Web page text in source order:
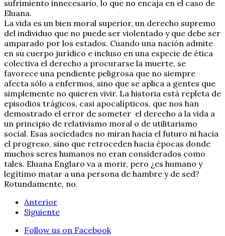
sufrimiento innecesario, lo que no encaja en el caso de
Eluana.
La vida es un bien moral superior, un derecho supremo
del individuo que no puede ser violentado y que debe ser
amparado por los estados. Cuando una nación admite
en su cuerpo jurídico e incluso en una especie de ética
colectiva el derecho a procurarse la muerte, se
favorece una pendiente peligrosa que no siempre
afecta sólo a enfermos, sino que se aplica a gentes que
simplemente no quieren vivir. La historia está repleta de
episodios trágicos, casi apocalípticos, que nos han
demostrado el error de someter el derecho a la vida a
un principio de relativismo moral o de utilitarismo
social. Esas sociedades no miran hacia el futuro ni hacia
el progreso, sino que retroceden hacia épocas donde
muchos seres humanos no eran considerados como
tales. Eluana Englaro va a morir, pero ¿es humano y
legítimo matar a una persona de hambre y de sed?
Rotundamente, no.
Anterior
Siguiente
Follow us on Facebook